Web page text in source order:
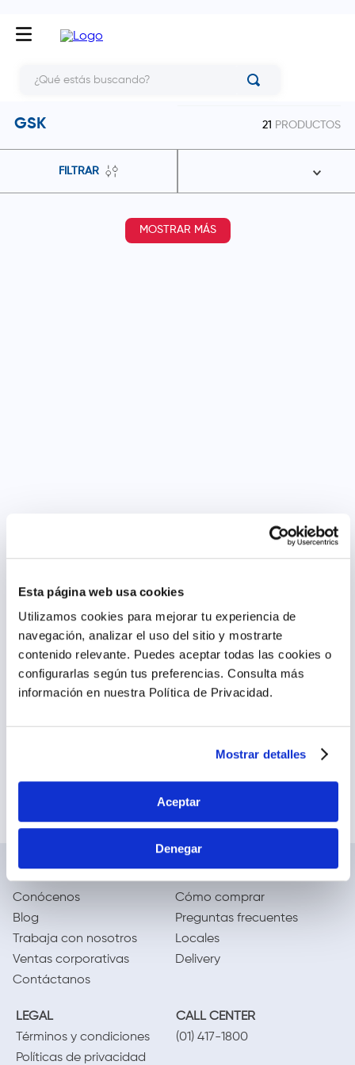
Esta página web usa cookies
Utilizamos cookies para mejorar tu experiencia de
navegación, analizar el uso del sitio y mostrarte
contenido relevante. Puedes aceptar todas las cookies o
configurarlas según tus preferencias. Consulta más
información en nuestra Política de Privacidad.
Mostrar detalles
Aceptar
Denegar
GSK 21 PRODUCTOS
FILTRAR
MOSTRAR MÁS
Conócenos
Blog
Trabaja con nosotros
Ventas corporativas
Contáctanos
Cómo comprar
Preguntas frecuentes
Locales
Delivery
LEGAL
Términos y condiciones
Políticas de privacidad
CALL CENTER
(01) 417-1800